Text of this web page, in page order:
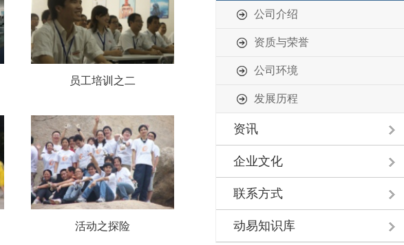
公司介绍
资质与荣誉
公司环境
发展历程
资讯
企业文化
联系方式
动易知识库
员工培训之二
活动之探险